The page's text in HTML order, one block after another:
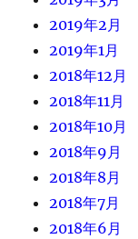
2019年2月
2019年1月
2018年12月
2018年11月
2018年10月
2018年9月
2018年8月
2018年7月
2018年6月